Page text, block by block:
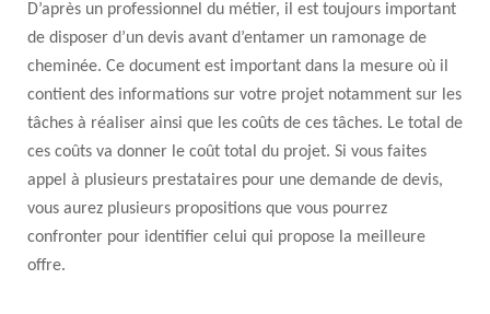
D’après un professionnel du métier, il est toujours important
de disposer d’un devis avant d’entamer un ramonage de
cheminée. Ce document est important dans la mesure où il
contient des informations sur votre projet notamment sur les
tâches à réaliser ainsi que les coûts de ces tâches. Le total de
ces coûts va donner le coût total du projet. Si vous faites
appel à plusieurs prestataires pour une demande de devis,
vous aurez plusieurs propositions que vous pourrez
confronter pour identifier celui qui propose la meilleure
offre.